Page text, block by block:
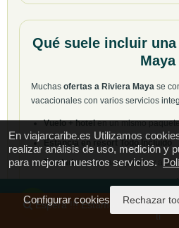
24/7
En viajarcaribe.es Utilizamos
realizar análisis de uso, medición y
para mejorar nuestros servicios.
Configurar cookies Rechazar
Qué suele incluir
Maya
Muchas ofertas a Riviera Maya se
vacacionales con varios servicios
Vuelo + hotelen un mismo
Estancia en resort Todo Incluido
Trasladosentre aeropuerto y
Seguro de viaje y asistencia,
oferta
El contenido final puede variar según
Espera !!! Estamos buscando
ti